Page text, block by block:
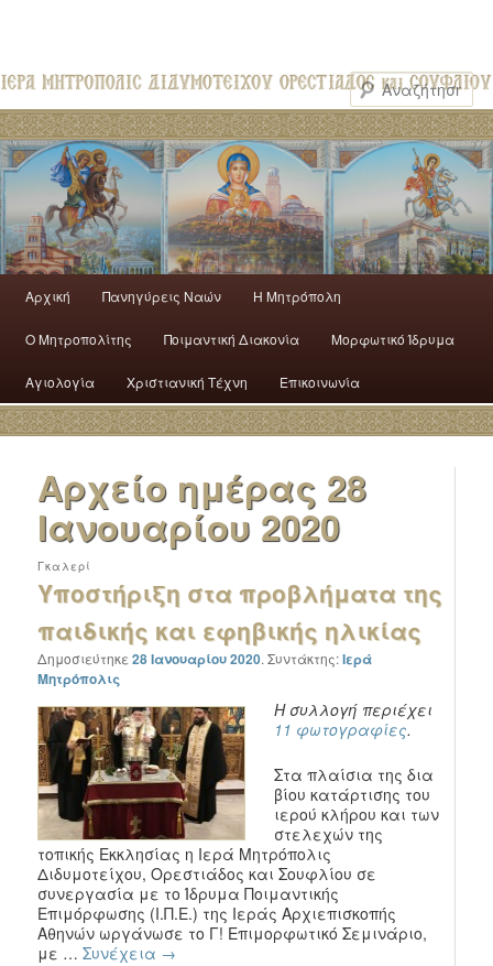
Αρχική Πανηγύρεις Ναών H Mητρόπολη
Ο Mητροπολίτης Ποιμαντική Διακονία Μορφωτικό Ίδρυμα
Αγιολογία Χριστιανική Τέχνη Επικοινωνία
Αρχείο ημέρας 28
Ιανουαρίου 2020
Υποστήριξη στα προβλήματα της
παιδικής και εφηβικής ηλικίας
Γκαλερί
Δημοσιεύτηκε28 Ιανουαρίου 2020.Συντάκτης:Ιερά
Μητρόπολις
Η συλλογή περιέχει
11 φωτογραφίες.
Στα πλαίσια της δια
βίου κατάρτισης του
ιερού κλήρου και των
στελεχών της
τοπικής Εκκλησίας η Ιερά Μητρόπολις
Διδυμοτείχου, Ορεστιάδος και Σουφλίου σε
συνεργασία με το Ίδρυμα Ποιμαντικής
Επιμόρφωσης (Ι.Π.Ε.) της Ιεράς Αρχιεπισκοπής
Αθηνών ωργάνωσε το Γ! Επιμορφωτικό Σεμινάριο,
με …Συνέχεια →